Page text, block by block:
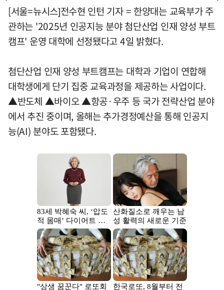
[서울=뉴시스]전수현 인턴 기자 = 한양대는 교육부가 주
관하는 '2025년 인공지능 분야 첨단산업 인재 양성 부트
캠프' 운영 대학에 선정됐다고 4일 밝혔다.
첨단산업 인재 양성 부트캠프는 대학과 기업이 연합해
대학생에게 단기 집중 교육과정을 제공하는 사업이다.
▲반도체 ▲바이오 ▲항공·우주 등 국가 전략산업 분야
에서 추진 중이며, 올해는 추가경정예산을 통해 인공지
능(AI) 분야도 포함됐다.